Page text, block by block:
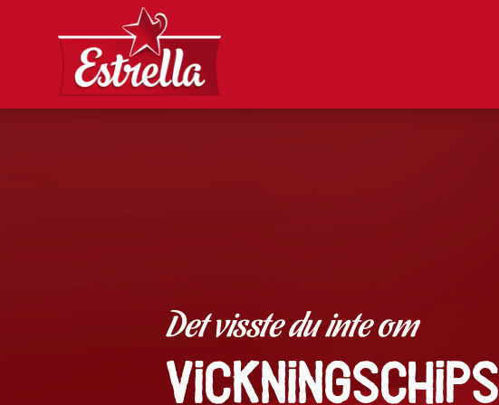
Det visste du inte om
Vickningschips